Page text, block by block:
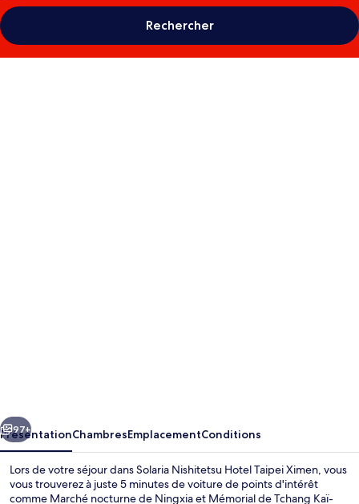
Rechercher
Ximen
Suivant
97+
PrésentationChambresEmplacementConditions
Lors de votre séjour dans Solaria Nishitetsu Hotel Taipei Ximen, vous
vous trouverez à juste 5 minutes de voiture de points d'intérêt
comme Marché nocturne de Ningxia et Mémorial de Tchang Kaï-